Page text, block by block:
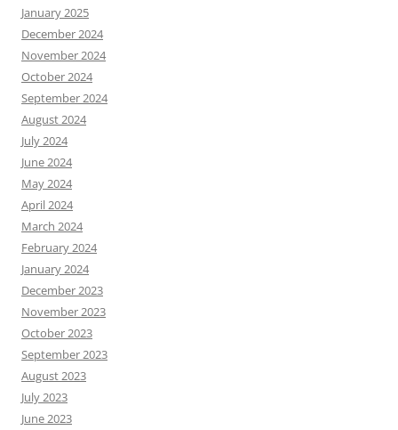
January 2025
December 2024
November 2024
October 2024
September 2024
August 2024
July 2024
June 2024
May 2024
April 2024
March 2024
February 2024
January 2024
December 2023
November 2023
October 2023
September 2023
August 2023
July 2023
June 2023